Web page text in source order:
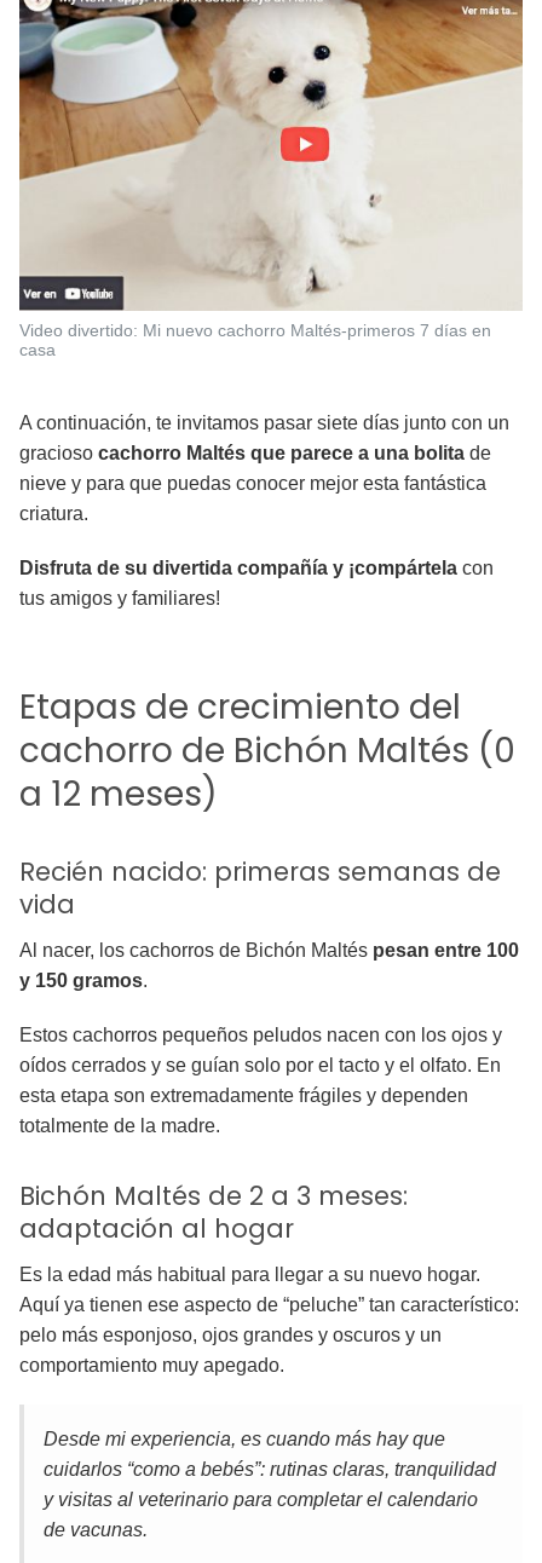
Video divertido: Mi nuevo cachorro Maltés-primeros 7 días en
casa
A continuación, te invitamos pasar siete días junto con un
gracioso cachorro Maltés que parece a una bolita de
nieve y para que puedas conocer mejor esta fantástica
criatura.
Disfruta de su divertida compañía y ¡compártela con
tus amigos y familiares!
Etapas de crecimiento del
cachorro de Bichón Maltés (0
a 12 meses)
Recién nacido: primeras semanas de
vida
Al nacer, los cachorros de Bichón Maltés pesan entre 100
y 150 gramos.
Estos cachorros pequeños peludos nacen con los ojos y
oídos cerrados y se guían solo por el tacto y el olfato. En
esta etapa son extremadamente frágiles y dependen
totalmente de la madre.
Bichón Maltés de 2 a 3 meses:
adaptación al hogar
Es la edad más habitual para llegar a su nuevo hogar.
Aquí ya tienen ese aspecto de “peluche” tan característico:
pelo más esponjoso, ojos grandes y oscuros y un
comportamiento muy apegado.
Desde mi experiencia, es cuando más hay que
cuidarlos “como a bebés”: rutinas claras, tranquilidad
y visitas al veterinario para completar el calendario
de vacunas.